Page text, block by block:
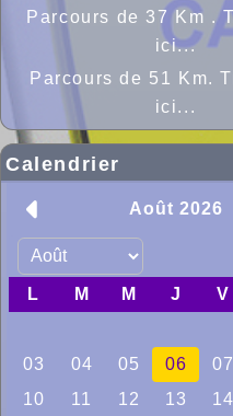
Parcours de 37 Km .
ici...
Parcours de 51 Km.
ici...
Calendrier